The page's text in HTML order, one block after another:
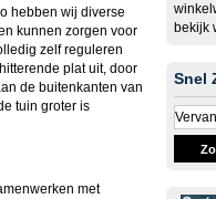
hebben wij diverse
kunnen zorgen voor
zelf reguleren
plat uit, door
de buitenkanten van
tuin groter is
met
bekijk
Snel